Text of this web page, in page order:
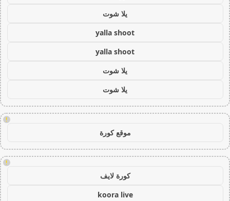
يلا شوت
yalla shoot
yalla shoot
يلا شوت
يلا شوت
!
موقع كورة
!
كورة لايف
koora live